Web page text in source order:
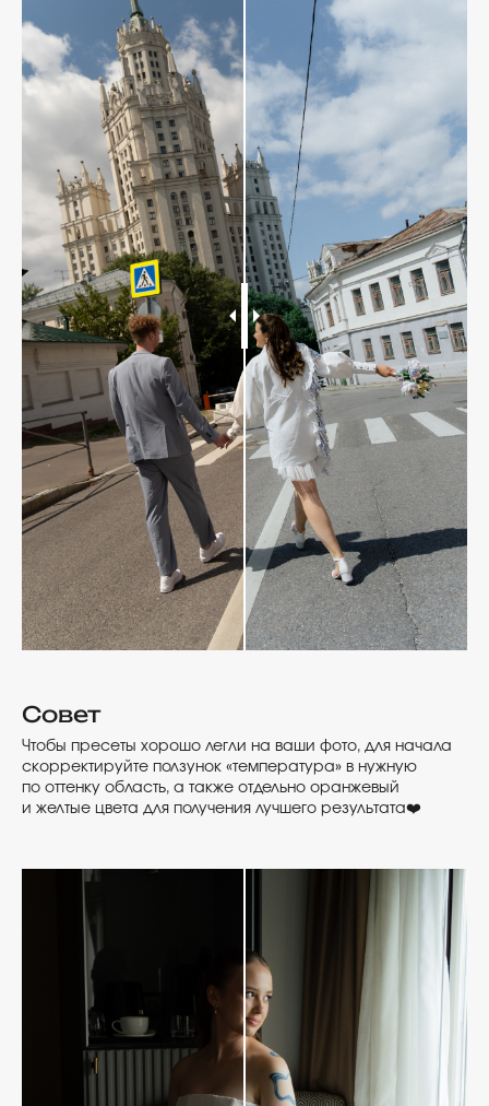
Совет
Чтобы пресеты хорошо легли на ваши фото, для начала
скорректируйте ползунок «температура» в нужную
по оттенку область, а также отдельно оранжевый
и желтые цвета для получения лучшего результата❤️